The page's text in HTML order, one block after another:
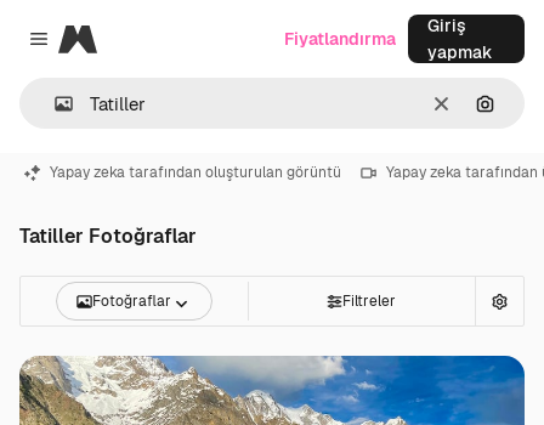
Close menu
Magnific
Temizlemek
Fiyatlandırma
Giriş
yapmak
Yapay zeka tarafından oluşturulan görüntü Yapay zeka
Tatiller Fotoğraflar
Fotoğraflar Filtreler